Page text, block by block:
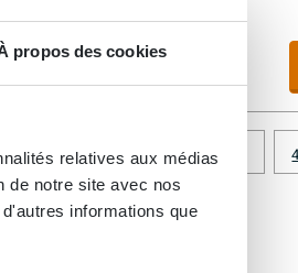
propos des cookies
relatives aux médias
de notre site avec nos
informations que
1 2 4